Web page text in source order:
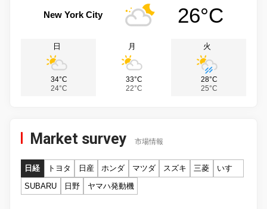
New York City 26°C
日
34°C
24°C
月
33°C
22°C
火
28°C
25°C
Market survey 市場情報
日経 トヨタ 日産 ホンダ マツダ スズキ 三菱
いすゞ
SUBARU
日野 ヤマハ発動機